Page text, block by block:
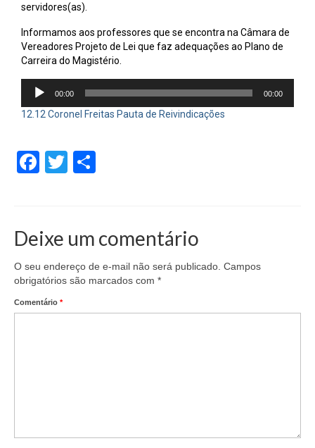
servidores(as).
Informamos aos professores que se encontra na Câmara de
Vereadores Projeto de Lei que faz adequações ao Plano de
Carreira do Magistério.
Tocador
áudio
00:00 00:00
12.12 Coronel Freitas Pauta de Reivindicações
Facebook
Twitter
Deixe um comentário
O seu endereço de e-mail não será publicado. Campos
obrigatórios são marcados com *
Comentário *